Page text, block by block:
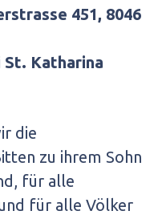
451, 8046
Katharina
die
zu ihrem Sohn
für alle
für alle Völker